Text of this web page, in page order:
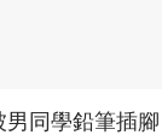
男同學鉛筆插腳